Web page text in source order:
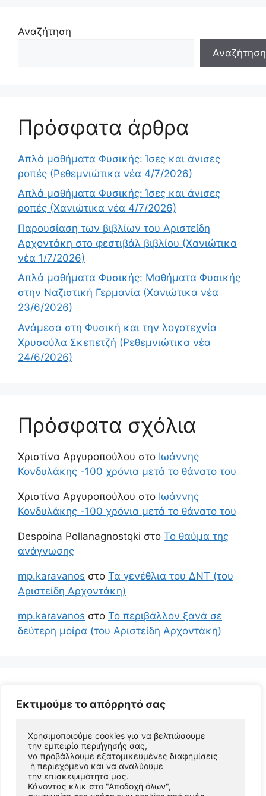
Εκτιμούμε το απόρρητό σας
Χρησιμοποιούμε cookies για να βελτιώσουμε
την εμπειρία περιήγησής σας,
να προβάλλουμε εξατομικευμένες διαφημίσεις
ή περιεχόμενο και να αναλύουμε
την επισκεψιμότητά μας.
Κάνοντας κλικ στο "Αποδοχή όλων",
Αναζήτηση
Αναζήτηση
Πρόσφατα άρθρα
Απλά μαθήματα Φυσικής: Ίσες και άνισες
ροπές (Ρεθεμνιώτικα νέα 4/7/2026)
Απλά μαθήματα Φυσικής: Ίσες και άνισες
ροπές (Χανιώτικα νέα 4/7/2026)
Παρουσίαση των βιβλίων του Αριστείδη
Αρχοντάκη στο φεστιβάλ βιβλίου (Χανιώτικα
νέα 1/7/2026)
Απλά μαθήματα Φυσικής: Μαθήματα Φυσικής
στην Ναζιστική Γερμανία (Χανιώτικα νέα
23/6/2026)
Ανάμεσα στη Φυσική και την λογοτεχνία
Χρυσούλα Σκεπετζή (Ρεθεμνιώτικα νέα
24/6/2026)
Πρόσφατα σχόλια
Χριστίνα Αργυροπούλου στο Ιωάννης
Κονδυλάκης -100 χρόνια μετά το θάνατο του
Χριστίνα Αργυροπούλου στο Ιωάννης
Κονδυλάκης -100 χρόνια μετά το θάνατο του
Despoina Pollanagnostqki στο Το θαύμα της
ανάγνωσης
mp.karavanos στο Τα γενέθλια του ΔΝΤ (του
Αριστείδη Αρχοντάκη)
mp.karavanos στο Το περιβάλλον ξανά σε
δεύτερη μοίρα (του Αριστείδη Αρχοντάκη)
© 2026 Αριστείδης Αρχοντάκης Φυσικός Συγγραφέας
• Φτιαγμένο μεGeneratePress